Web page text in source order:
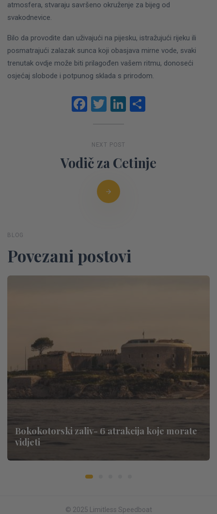
atmosfera, stvaraju savršeno okruženje za bijeg od
svakodnevice.
Bilo da provodite dan uživajući na pijesku, istražujući rijeku ili
posmatrajući zalazak sunca koji obasjava mirne vode, svaki
trenutak ovdje može biti prilagođen vašem ritmu, donoseći
osjećaj slobode i potpunog sklada s prirodom.
Facebook
TwitterLinkedIn
NEXT POST
Vodič za Cetinje
BLOG
Povezani postovi
Bokokotorski zaliv- 6 atrakcija koje morate
vidjeti
© 2025 Limitless Speedboat